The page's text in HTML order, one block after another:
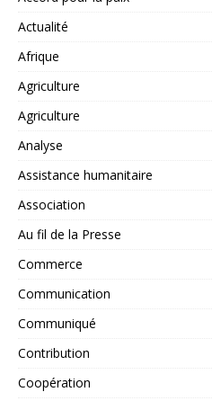
Actualité
Afrique
Agriculture
Agriculture
Analyse
Assistance humanitaire
Association
Au fil de la Presse
Commerce
Communication
Communiqué
Contribution
Coopération